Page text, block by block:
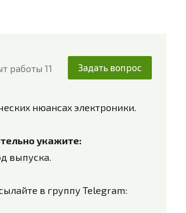
работы 11
Задать вопрос
нюансах электроники.
укажите:
выпуска.
в группу Telegram: